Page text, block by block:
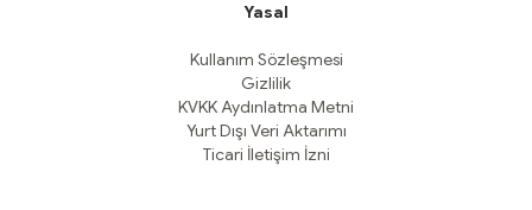
Yasal
Kullanım Sözleşmesi
Gizlilik
KVKK Aydınlatma Metni
Yurt Dışı Veri Aktarımı
Ticari İletişim İzni